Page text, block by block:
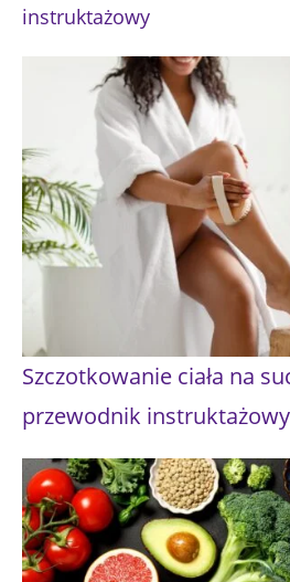
instruktażowy
Szczotkowanie ciała na
przewodnik instruktażowy